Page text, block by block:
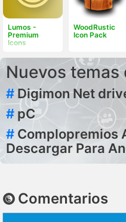
Lumos -
Premium
Icons
WoodRustic
Icon Pack
Nuevos temas
# Digimon Net
# pC
# Complopremios
Descargar Para
Comentarios